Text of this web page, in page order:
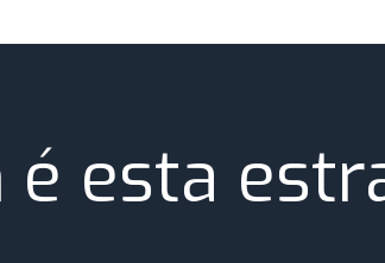
é esta